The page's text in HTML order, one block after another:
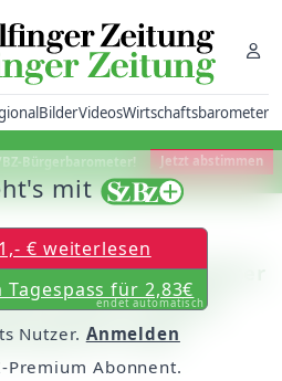
BilderVideosWirtschaftsbarometer
Bürgerbarometer! Jetzt abstimmen
Ex-Geschäftsführer
Flugfeld
gestern beim
mit
€ weiterlesen
für 2,83€
endet automatisch
Nutzer. Anmelden
Premium Abonnent.